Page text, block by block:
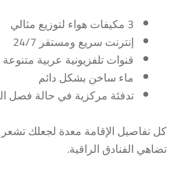
3 مكيفات هواء لتوزيع مثالي
إنترنت سريع ومستقر 24/7
قنوات تلفزيونية عربية متنوعة
ماء ساخن بشكل دائم
تدفئة مركزية في حالة فصل
كل تفاصيل الإقامة معدة لجعلك
تضاهي الفنادق الراقية.